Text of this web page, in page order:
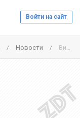
Войти на сайт
/ Новости / Вип привилегия на праздники и Бонус 50%